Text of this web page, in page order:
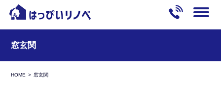
窓玄関
HOME 窓玄関